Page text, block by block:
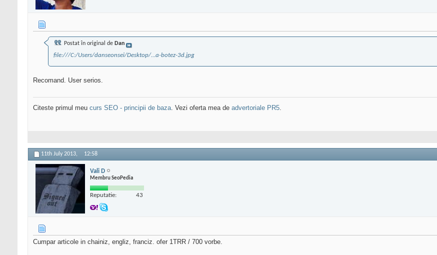
Postat în original de Dan
file:///C:/Users/danseonsei/Desktop/...a-botez-3d.jpg
Recomand. User serios.
Citeste primul meu curs SEO - principii de baza. Vezi oferta mea de advertoriale PR5.
11th July 2013, 12:58
Vali D
Membru SeoPedia
Reputatie: 43
Cumpar articole in chainiz, engliz, franciz. ofer 1TRR / 700 vorbe.